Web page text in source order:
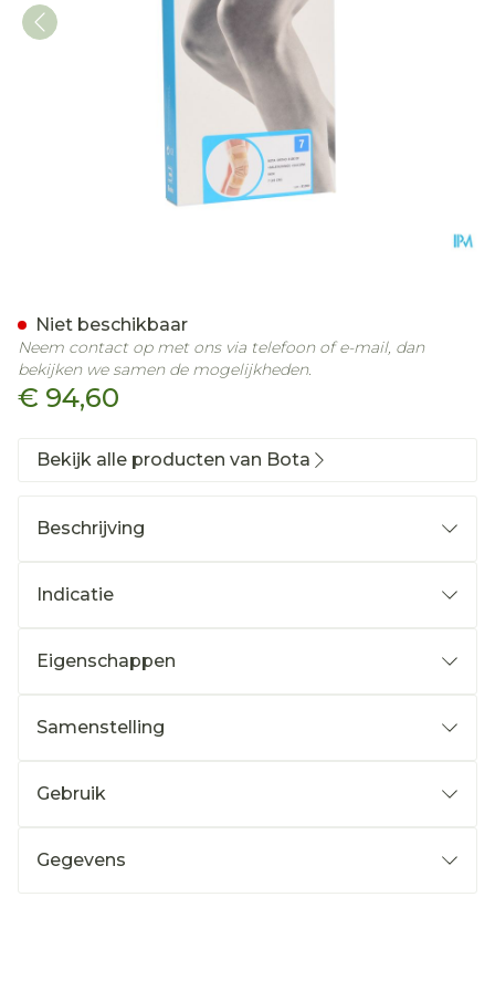
€ 94,60
Niet beschikbaar
Neem contact op met ons via telefoon of e-mail, dan
bekijken we samen de mogelijkheden.
Bekijk alle producten van Bota
Beschrijving
Indicatie
Eigenschappen
Samenstelling
Gebruik
Gegevens